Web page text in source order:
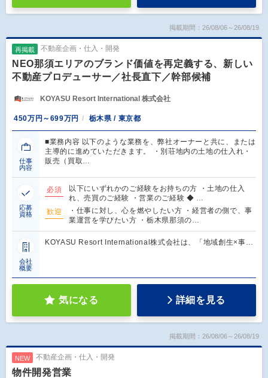
掲載期間：26/08/06～26/08/19
再掲載 不動産企画・仕入・開発
NEO那須エリアのブランド価値を再定義する、新しい
不動産プロデューサー／社長直下／幹部候補
KOYASU Resort International 株式会社
450万円～699万円 栃木県 / 東京都
仕事
内容
■業務内容 以下のような業務を、弊社オーナーと共に、または
主導的に進めていただきます。 ・別荘地内の土地の仕入れ・
販売（買取…
応募
資格
必須
以下にいずれかのご経験をお持ちの方 ・土地の仕入
れ、売買のご経験 ・営業のご経験 ◆ …
歓迎
・仕事に対し、心を燃やしたい方 ・経営者の側で、事
業運営を学びたい方 ・栃木県那須の…
会社
概要
KOYASU Resort International株式会社は、「地域創生×事…
気になる 詳細を見る
掲載期間：26/08/06～26/08/19
NEW 不動産企画・仕入・開発
物件開発営業